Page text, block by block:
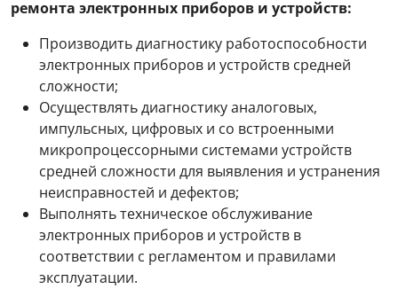
ремонта электронных приборов и устройств:
Производить диагностику работоспособности
электронных приборов и устройств средней
сложности;
Осуществлять диагностику аналоговых,
импульсных, цифровых и со встроенными
микропроцессорными системами устройств
средней сложности для выявления и устранения
неисправностей и дефектов;
Выполнять техническое обслуживание
электронных приборов и устройств в
соответствии с регламентом и правилами
эксплуатации.